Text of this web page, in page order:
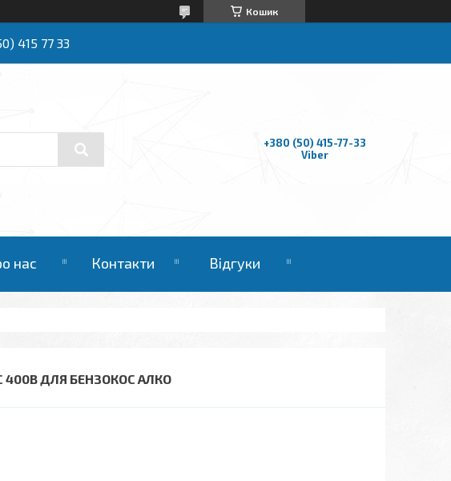
Кошик
415 77 33
+380 (50) 415-77-33
Viber
нас Контакти Відгуки
400B ДЛЯ БЕНЗОКОС АЛКО